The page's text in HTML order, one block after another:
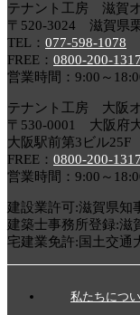
テナント工房 滋賀
〒520-3024 滋賀県
TEL： 077-598-1078
FREE： 0800-200-1317
営業時間：9:00～
テナント工房 大阪
〒530-0001 大阪府
大阪駅前第3ビル25F
FREE： 0800-200-1317
営業時間：9:00～
建設業許可:滋賀県知
建築士事務所登録:滋
宅建業免許:国土交通
私たちにつ